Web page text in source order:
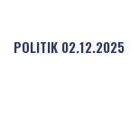
POLITIK 02.12.2025